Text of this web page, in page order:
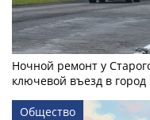
Ночной ремонт у
ключевой въезд в город
Общество